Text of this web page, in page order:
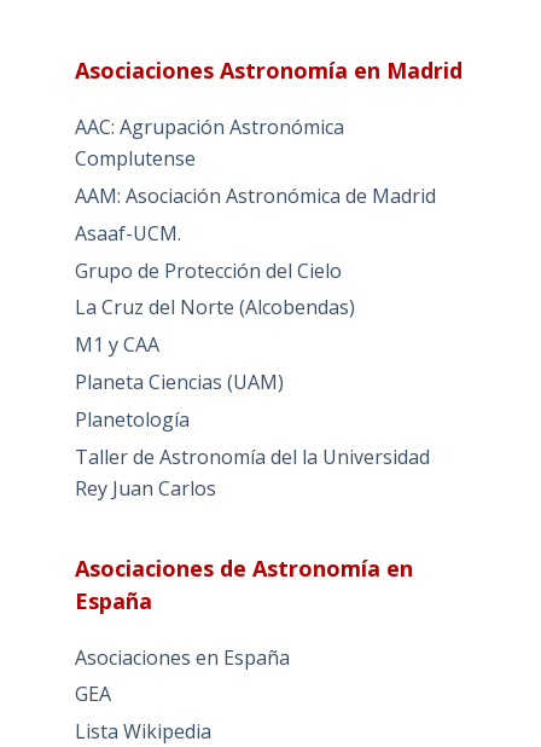
Asociaciones Astronomía en Madrid
AAC: Agrupación Astronómica
Complutense
AAM: Asociación Astronómica de Madrid
Asaaf-UCM.
Grupo de Protección del Cielo
La Cruz del Norte (Alcobendas)
M1 y CAA
Planeta Ciencias (UAM)
Planetología
Taller de Astronomía del la Universidad
Rey Juan Carlos
Asociaciones de Astronomía en
España
Asociaciones en España
GEA
Lista Wikipedia